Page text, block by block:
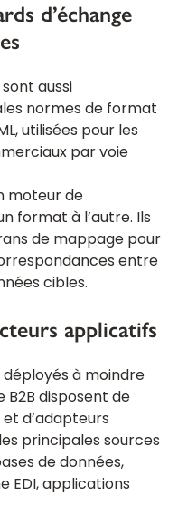
d’échange
sont aussi
normes de format
utilisées pour les
par voie
moteur de
format à l’autre. Ils
de mappage pour
entre
cibles.
applicatifs
à moindre
B2B disposent de
d’adapteurs
principales sources
de données,
EDI, applications